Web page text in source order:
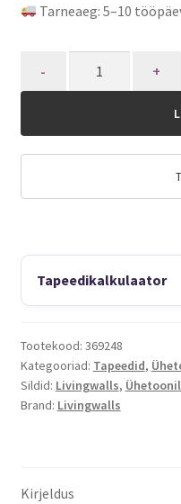
Tarneaeg: 5–10
Tapeedikalkulaator
Tootekood: 369248
Kategooriad: Tapeedid,
Sildid: Livingwalls,
Brand: Livingwalls
Kirjeldus